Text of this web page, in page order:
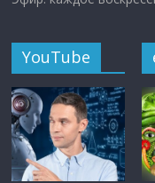
YouTube